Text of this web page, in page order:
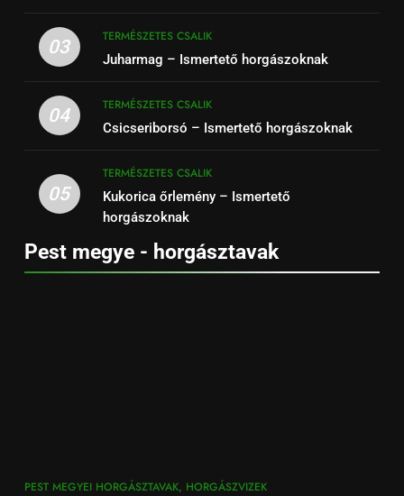
03
TERMÉSZETES CSALIK
Juharmag – Ismertető horgászoknak
04
TERMÉSZETES CSALIK
Csicseriborsó – Ismertető horgászoknak
05
TERMÉSZETES CSALIK
Kukorica őrlemény – Ismertető
horgászoknak
Pest megye - horgásztavak
PEST MEGYEI HORGÁSZTAVAK, HORGÁSZVIZEK